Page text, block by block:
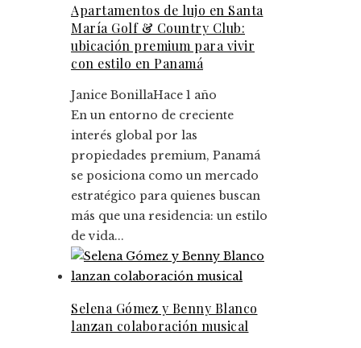
Apartamentos de lujo en Santa
María Golf & Country Club:
ubicación premium para vivir
con estilo en Panamá
Janice BonillaHace 1 año
En un entorno de creciente
interés global por las
propiedades premium, Panamá
se posiciona como un mercado
estratégico para quienes buscan
más que una residencia: un estilo
de vida...
Selena Gómez y Benny Blanco
lanzan colaboración musical